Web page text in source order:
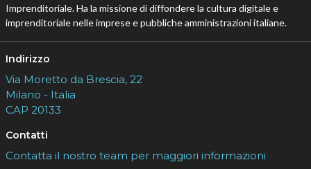
Imprenditoriale. Ha la missione di diffondere la cultura digitale e
imprenditoriale nelle imprese e pubbliche amministrazioni italiane.
Indirizzo
Via Moretto da Brescia, 22
Milano - Italia
CAP 20133
Contatti
Contatta il nostro team per maggiori informazioni